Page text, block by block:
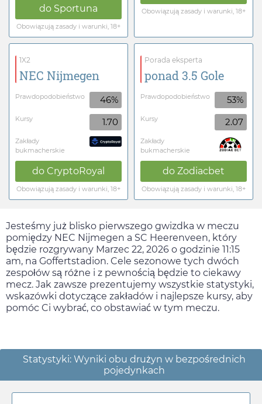
do Sportuna
Obowiązują zasady i warunki, 18+
Obowiązują zasady i warunki, 18+
1X2
NEC Nijmegen
Prawdopodobieństwo 46%
Kursy 1.70
Zakłady
bukmacherskie
do CryptoRoyal
Obowiązują zasady i warunki, 18+
Porada eksperta
ponad 3.5 Gole
Prawdopodobieństwo 53%
Kursy 2.07
Zakłady
bukmacherskie
do Zodiacbet
Obowiązują zasady i warunki, 18+
Jesteśmy już blisko pierwszego gwizdka w meczu
pomiędzy NEC Nijmegen a SC Heerenveen, który
będzie rozgrywany Marzec 22, 2026 o godzinie 11:15
am, na Goffertstadion. Cele sezonowe tych dwóch
zespołów są różne i z pewnością będzie to ciekawy
mecz. Jak zawsze prezentujemy wszystkie statystyki,
wskazówki dotyczące zakładów i najlepsze kursy, aby
pomóc Ci wybrać, co obstawiać w tym meczu.
Statystyki: Wyniki obu drużyn w bezpośrednich
pojedynkach